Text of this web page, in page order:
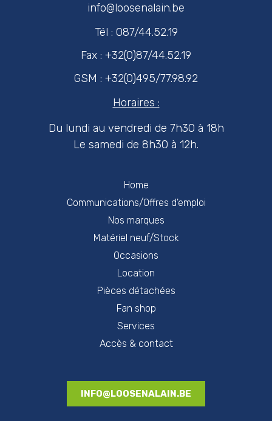
Home
Communications/Offres d'emploi
Nos marques
Matériel neuf/Stock
Occasions
Location
Pièces détachées
Fan shop
Services
Accès & contact
INFO@LOOSENALAIN.BE
info@loosenalain.be
Tél : 087/44.52.19
Fax : +32(0)87/44.52.19
GSM : +32(0)495/77.98.92
Horaires :
Du lundi au vendredi de 7h30 à 18h
Le samedi de 8h30 à 12h.